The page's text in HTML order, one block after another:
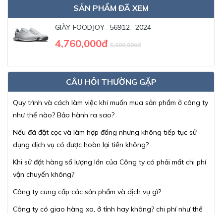
SẢN PHẨM ĐÃ XEM
GIÀY FOODJOY_ 56912_ 2024
4,760,000đ 5,600,000đ
CÂU HỎI THƯỜNG GẶP
Quy trình và cách làm việc khi muốn mua sản phẩm ở công ty
như thế nào? Bảo hành ra sao?
Nếu đã đặt cọc và làm hợp đồng nhưng không tiếp tục sử
dụng dịch vụ có được hoàn lại tiền không?
Khi sử đặt hàng số lượng lớn của Công ty có phải mất chi phí
vận chuyển không?
Công ty cung cấp các sản phẩm và dịch vụ gì?
Công ty có giao hàng xa, ở tỉnh hay không? chi phí như thế